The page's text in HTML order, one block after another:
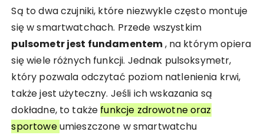
Są to dwa czujniki, które niezwykle często montuje
się w smartwatchach. Przede wszystkim
pulsometr jest fundamentem, na którym opiera
się wiele różnych funkcji. Jednak pulsoksymetr,
który pozwala odczytać poziom natlenienia krwi,
także jest użyteczny. Jeśli ich wskazania są
dokładne, to także funkcje zdrowotne oraz
sportoweumieszczone w smartwatchu